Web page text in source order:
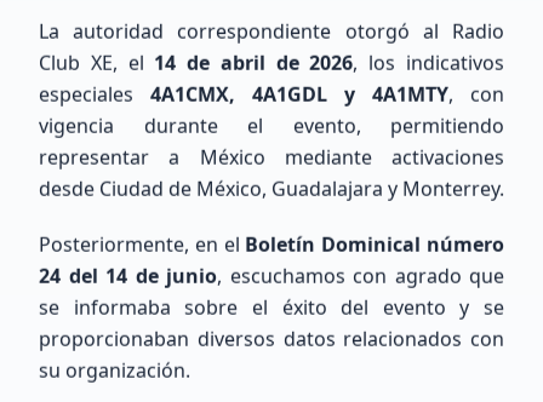
Unirse al Mapa
Mapa de Estaciones
La autoridad correspondiente otorgó al Radio
Club XE, el 14 de abril de 2026, los indicativos
especiales 4A1CMX, 4A1GDL y 4A1MTY, con
vigencia durante el evento, permitiendo
representar a México mediante activaciones
desde Ciudad de México, Guadalajara y Monterrey.
Posteriormente, en el Boletín Dominical número
24 del 14 de junio, escuchamos con agrado que
se informaba sobre el éxito del evento y se
proporcionaban diversos datos relacionados con
su organización.